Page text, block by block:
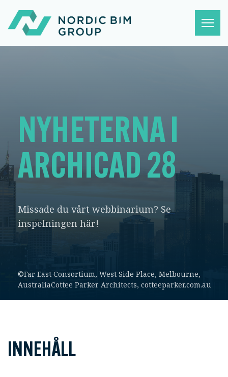
NYHETERNA I
ARCHICAD 28
Missade du vårt webbinarium? Se
inspelningen här!
©Far East Consortium, West Side Place, Melbourne,
AustraliaCottee Parker Architects, cotteeparker.com.au
INNEHÅLL